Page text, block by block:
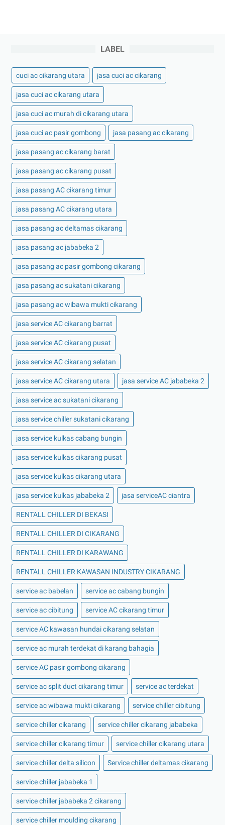
LABEL
cuci ac cikarang utara jasa cuci ac cikarang
jasa cuci ac cikarang utara
jasa cuci ac murah di cikarang utara
jasa cuci ac pasir gombong jasa pasang ac cikarang
jasa pasang ac cikarang barat
jasa pasang ac cikarang pusat
jasa pasang AC cikarang timur
jasa pasang AC cikarang utara
jasa pasang ac deltamas cikarang
jasa pasang ac jababeka 2
jasa pasang ac pasir gombong cikarang
jasa pasang ac sukatani cikarang
jasa pasang ac wibawa mukti cikarang
jasa service AC cikarang barrat
jasa service AC cikarang pusat
jasa service AC cikarang selatan
jasa service AC cikarang utara jasa service AC jababeka 2
jasa service ac sukatani cikarang
jasa service chiller sukatani cikarang
jasa service kulkas cabang bungin
jasa service kulkas cikarang pusat
jasa service kulkas cikarang utara
jasa service kulkas jababeka 2 jasa serviceAC ciantra
RENTALL CHILLER DI BEKASI
RENTALL CHILLER DI CIKARANG
RENTALL CHILLER DI KARAWANG
RENTALL CHILLER KAWASAN INDUSTRY CIKARANG
service ac babelan service ac cabang bungin
service ac cibitung service AC cikarang timur
service AC kawasan hundai cikarang selatan
service ac murah terdekat di karang bahagia
service AC pasir gombong cikarang
service ac split duct cikarang timur service ac terdekat
service ac wibawa mukti cikarang service chiller cibitung
service chiller cikarang service chiller cikarang jababeka
service chiller cikarang timur service chiller cikarang utara
service chiller delta silicon Service chiller deltamas cikarang
service chiller jababeka 1
service chiller jababeka 2 cikarang
service chiller moulding cikarang